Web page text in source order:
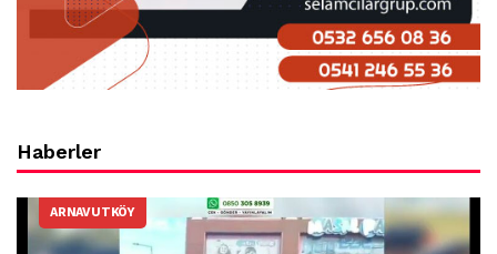
Haberler
ARNAVUTKÖY